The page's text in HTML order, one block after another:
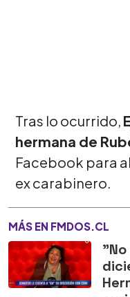
Tras lo ocurrido,
hermana de
Facebook para
ex carabinero.
MÁS EN FMDOS.CL